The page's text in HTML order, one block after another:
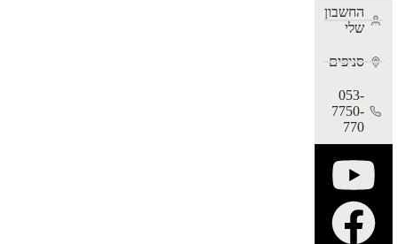
החשבון
שלי
סניפים
053-
7750-
770